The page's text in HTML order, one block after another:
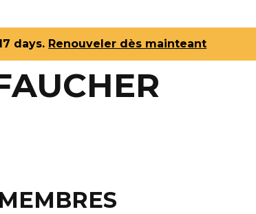
days. Renouveler dès mainteant